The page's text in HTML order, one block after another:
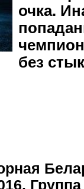
очка.
без